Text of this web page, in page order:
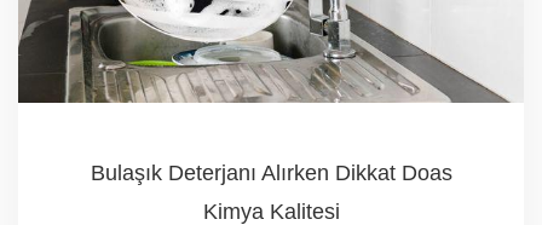
Bulaşık Deterjanı Alırken Dikkat Doas
Kimya Kalitesi